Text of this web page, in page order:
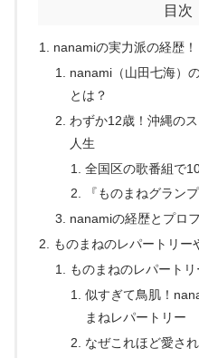
目次
nanamiの実力派の経歴！
nanami（山田七海）
とは？
わずか12歳！沖縄の
人生
全国区の歌番組で
『ものまねグラン
nanamiの経歴とプロ
ものまねのレパートリー
ものまねのレパート
似すぎて鳥肌！
まねレパートリー
なぜこれほど愛さ